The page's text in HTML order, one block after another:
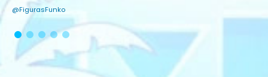
@FigurasFunko